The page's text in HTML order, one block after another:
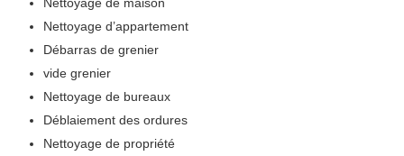
Nettoyage de maison
Nettoyage d’appartement
Débarras de grenier
vide grenier
Nettoyage de bureaux
Déblaiement des ordures
Nettoyage de propriété